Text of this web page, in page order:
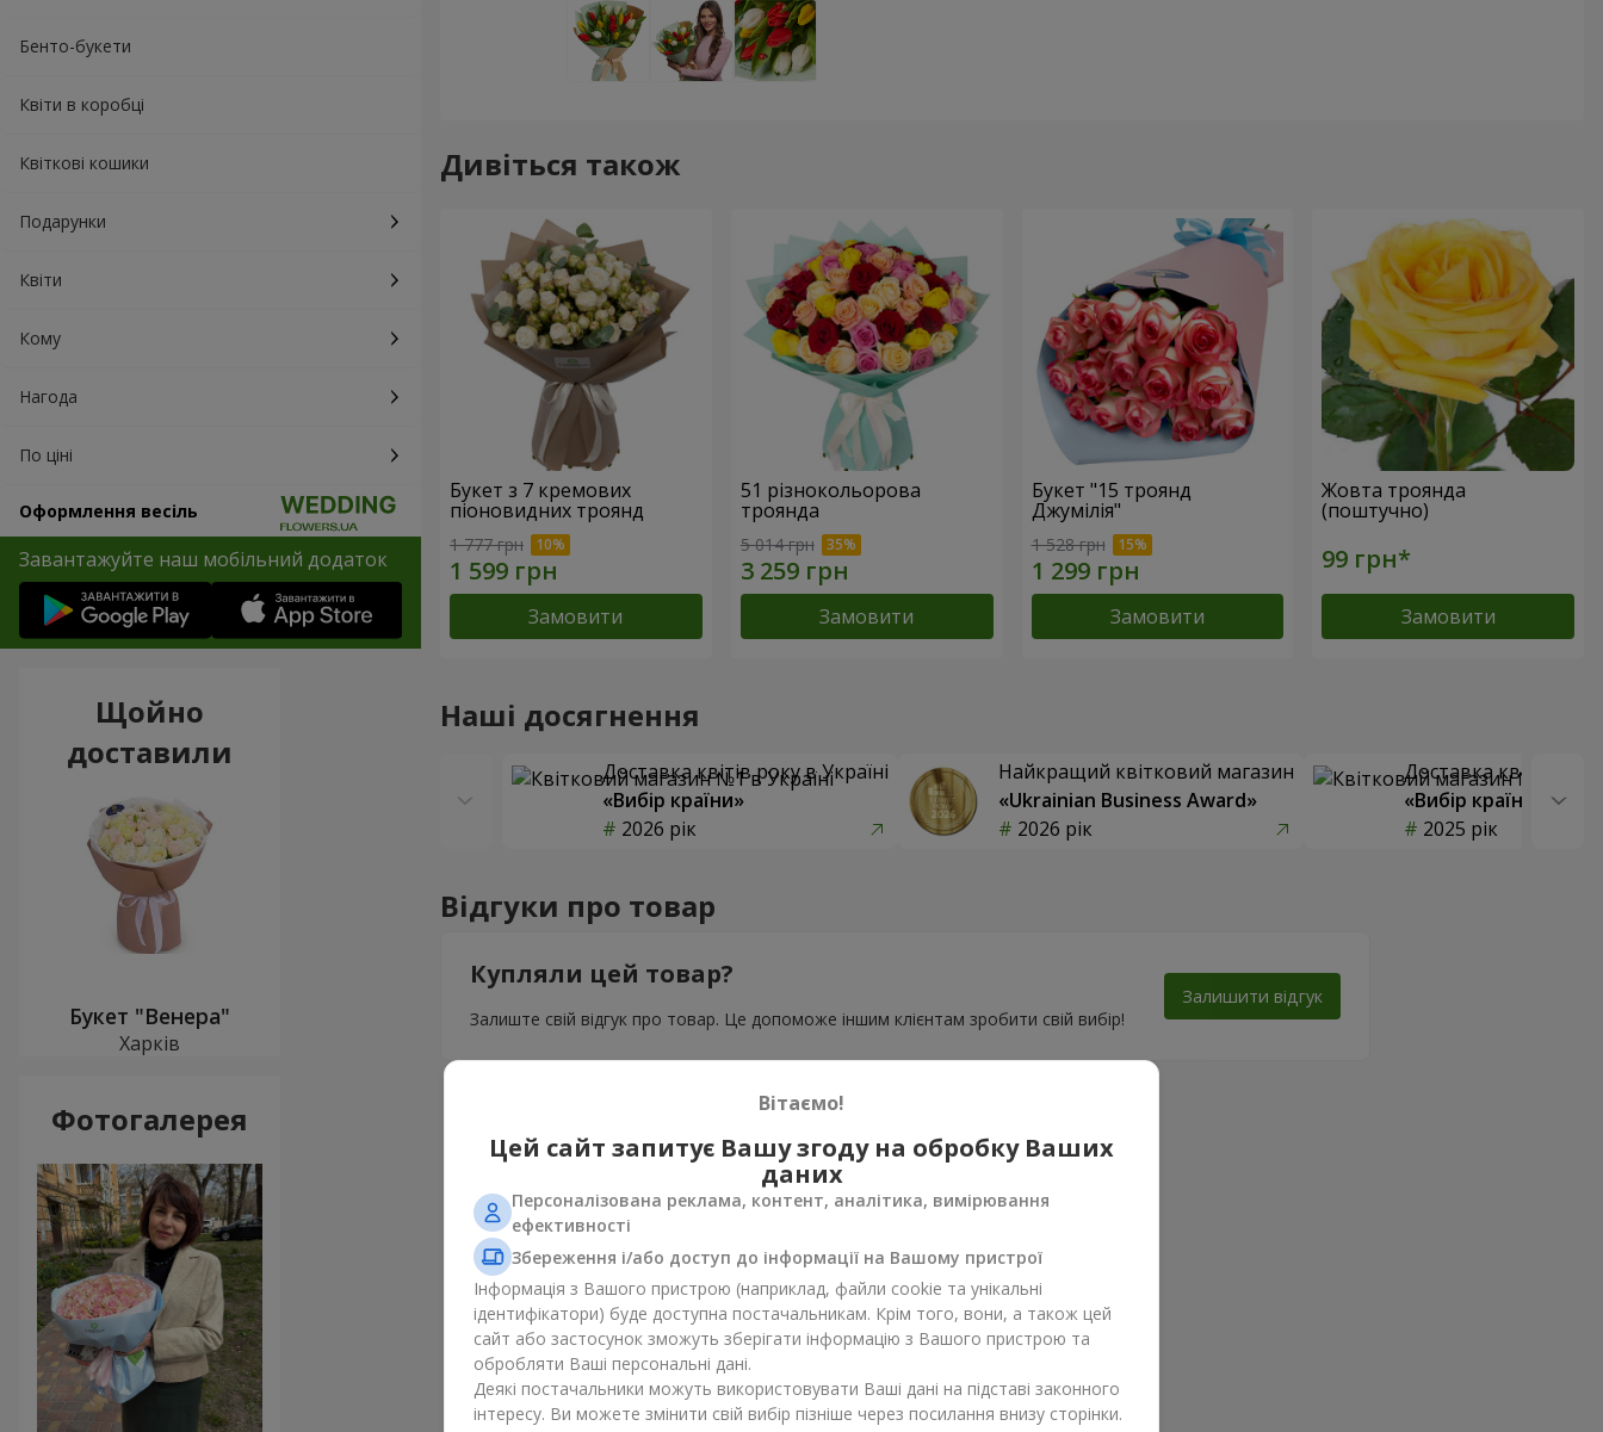
Бенто-букети
Квіти в коробці
Квіткові кошики
Подарунки
Квіти
Кому
Нагода
По ціні
Оформлення весіль
Завантажуйте наш мобільний додаток
Дивіться також
Букет з 7 кремових
піоновидних троянд
1 777 грн
Замовити
51 різнокольорова
троянда
5 014 грн
Замовити
Букет "15 троянд
Джумілія"
1 528 грн
Замовити
Жовта троянда
(поштучно)
Замовити
Наші досягнення
Доставка квітів року в Україні
«Вибір країни»
2026 рік
Найкращий квітковий магазин
«Ukrainian Business Award»
2026 рік
Доставка квітів
«Вибір країни»
2025 рік
Відгуки про товар
Купляли цей товар?
Залиште свій відгук про товар. Це допоможе іншим клієнтам зробити свій вибір!
Залишити відгук
Щойно
доставили
Букет "Венера"
Харків
Фотогалерея Вітаємо!
Цей сайт запитує Вашу згоду на обробку Ваших
даних
Персоналізована реклама, контент, аналітика, вимірювання
ефективності
Збереження і/або доступ до інформації на Вашому пристрої
Інформація з Вашого пристрою (наприклад, файли cookie та унікальні
ідентифікатори) буде доступна постачальникам. Крім того, вони, а також цей
сайт або застосунок зможуть зберігати інформацію з Вашого пристрою та
обробляти Ваші персональні дані.
Деякі постачальники можуть використовувати Ваші дані на підставі законного
інтересу. Ви можете змінити свій вибір пізніше через посилання внизу сторінки.